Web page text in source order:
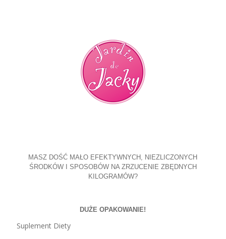
MASZ DOŚĆ MAŁO EFEKTYWNYCH, NIEZLICZONYCH
ŚRODKÓW I SPOSOBÓW NA ZRZUCENIE ZBĘDNYCH
KILOGRAMÓW?
DUŻE OPAKOWANIE!
Suplement Diety